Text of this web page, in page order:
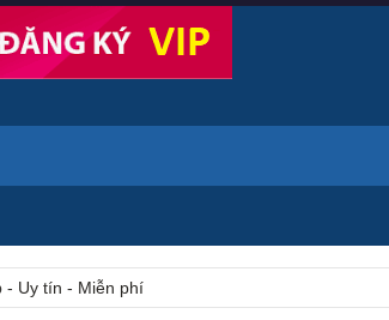
- Uy tín - Miễn phí